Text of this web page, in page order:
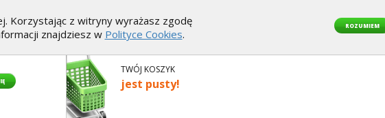
ROZUMIEM
Korzystając z witryny wyrażasz zgodę
znajdziesz w Polityce Cookies.
TWÓJ KOSZYK
jest pusty!